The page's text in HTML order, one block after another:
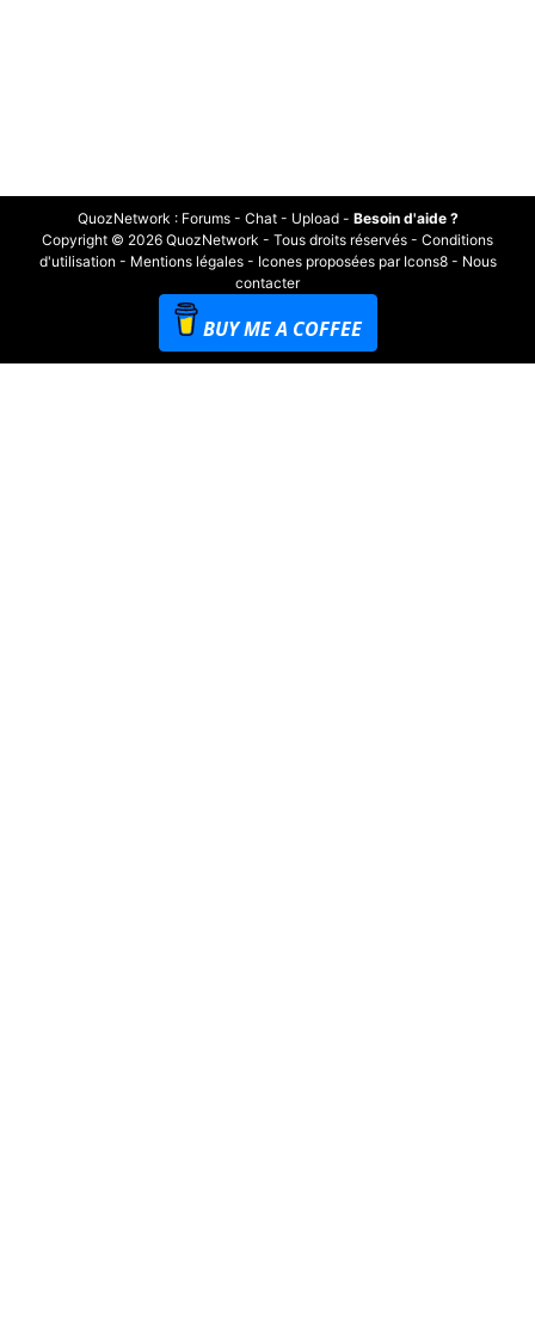
QuozNetwork : Forums- Chat- Upload- Besoin d'aide ?
Copyright © 2026 QuozNetwork - Tous droits réservés - Conditions
d'utilisation - Mentions légales- Icones proposées par Icons8- Nous
contacter
BUY ME A COFFEE